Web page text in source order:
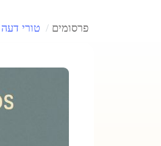
פרסומים טורי דעה